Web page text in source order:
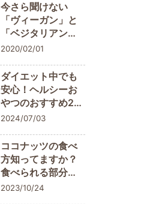
今さら聞けない
「ヴィーガン」と
「ベジタリアン」
の違い！
2020/02/01
ダイエット中でも
安心！ヘルシーお
やつのおすすめ20
商品
2024/07/03
ココナッツの食べ
方知ってますか？
食べられる部分に
ついておさらいし
2023/10/24